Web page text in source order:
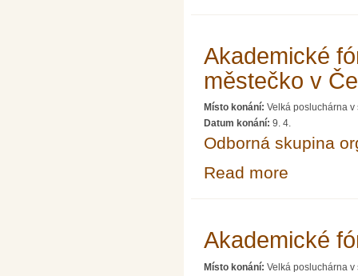
Akademické
městečko v
Místo konání: Velká posluchárna v
Datum konání: 9. 4.
Odborná skupina
Read more
Akademické
Místo konání: Velká posluchárna v